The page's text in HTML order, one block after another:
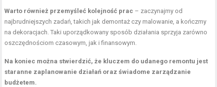
Warto również przemyśleć kolejność prac – zaczynajmy od
najbrudniejszych zadań, takich jak demontaż czy malowanie, a kończmy
na dekoracjach. Taki uporządkowany sposób działania sprzyja zarówno
oszczędnościom czasowym, jak i finansowym.
Na koniec można stwierdzić, że kluczem do udanego remontu jest
staranne zaplanowanie działań oraz świadome zarządzanie
budżetem.